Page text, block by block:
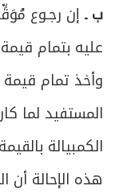
ب ـ إن رجـوع
عليه بتمام
وأخذ تمام قيمة
المستفيد لما
الكمبيالة
هذه الإحالة